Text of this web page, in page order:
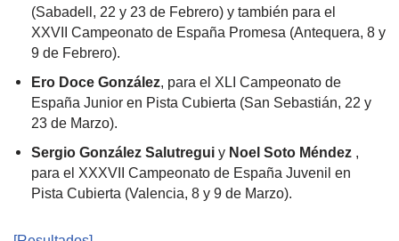
(Sabadell, 22 y 23 de Febrero) y también para el
XXVII Campeonato de España Promesa (Antequera, 8 y
9 de Febrero).
Ero Doce González, para el XLI Campeonato de
España Junior en Pista Cubierta (San Sebastián, 22 y
23 de Marzo).
Sergio González Salutregui ​y Noel Soto Méndez ,
para el XXXVII Campeonato de España Juvenil en
Pista Cubierta (Valencia, 8 y 9 de Marzo).